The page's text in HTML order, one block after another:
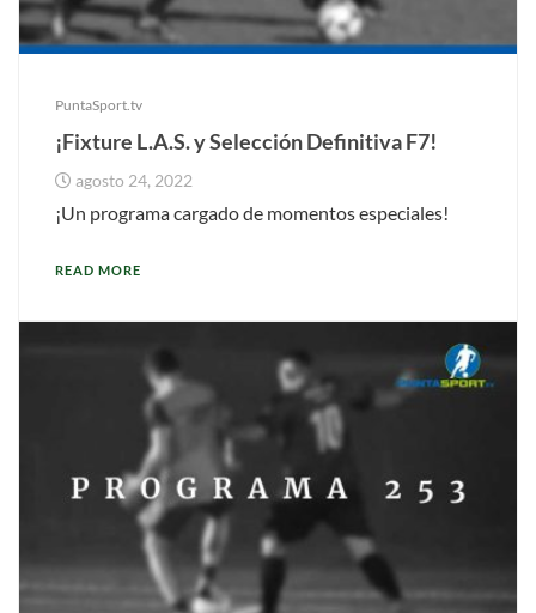
PuntaSport.tv
¡Fixture L.A.S. y Selección Definitiva F7!
agosto 24, 2022
¡Un programa cargado de momentos especiales!
READ MORE